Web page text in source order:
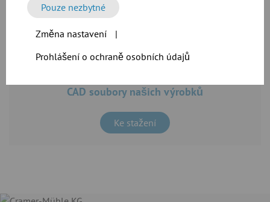
Pouze nezbytné
Změna nastavení
|
Prohlášení o ochraně osobních údajů
CAD soubory našich výrobků
Ke stažení